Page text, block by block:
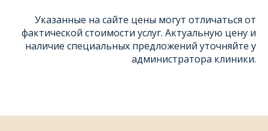
Указанные на сайте цены могут отличаться от
фактической стоимости услуг. Актуальную цену и
наличие специальных предложений уточняйте у
администратора клиники.